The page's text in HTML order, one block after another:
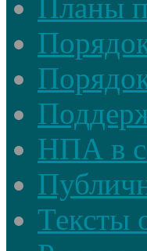
Планы
НПА в
Тексты